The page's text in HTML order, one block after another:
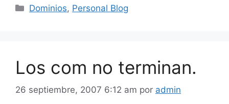
Categorías
Dominios, Personal Blog
Los com no terminan.
26 septiembre, 2007 6:12 am por admin